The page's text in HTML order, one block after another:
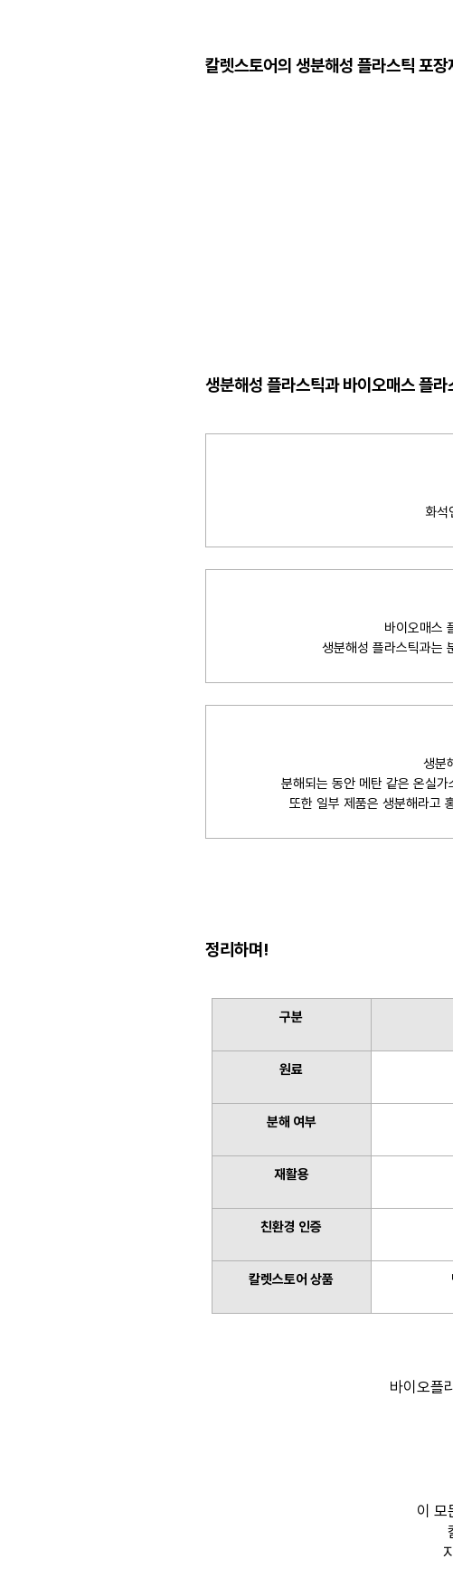
칼렛스토어의 생분해성 플라스틱 포
생분해성 플라스틱과 바이오매스 플라
화석
바이오매스
생분해성 플라스틱과는
생분
분해되는 동안 메탄 같은 온실
또한 일부 제품은 생분해라고
정리하며!
구분
원료
분해 여부
재활용
친환경 인증
칼렛스토어 상품
바이오플
이 모